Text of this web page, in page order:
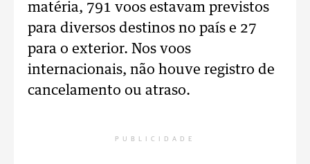
matéria, 791 voos estavam previstos
para diversos destinos no país e 27
para o exterior. Nos voos
internacionais, não houve registro de
cancelamento ou atraso.
PUBLICIDADE